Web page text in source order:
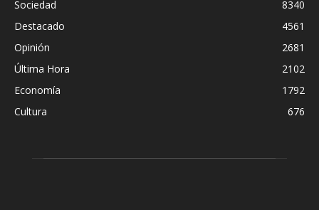
Sociedad
8340
Destacado
4561
Opinión
2681
Última Hora
2102
Economía
1792
Cultura
676